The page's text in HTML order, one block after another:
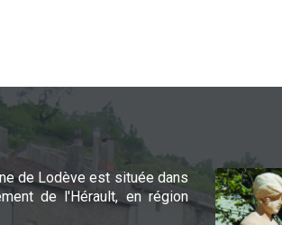
de Lodève est située dans
de l'Hérault, en région